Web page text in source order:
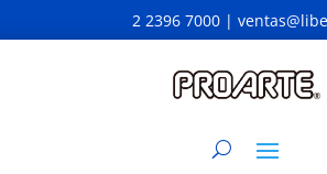
2 2396 7000 |